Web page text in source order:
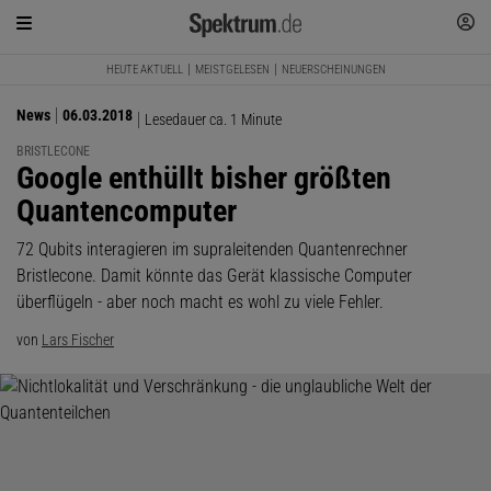
HEUTE AKTUELL MEISTGELESEN NEUERSCHEINUNGEN
News 06.03.2018 Lesedauer ca. 1 Minute
BRISTLECONE
:
Google enthüllt bisher größten
Quantencomputer
72 Qubits interagieren im supraleitenden Quantenrechner
Bristlecone. Damit könnte das Gerät klassische Computer
überflügeln - aber noch macht es wohl zu viele Fehler.
von Lars Fischer